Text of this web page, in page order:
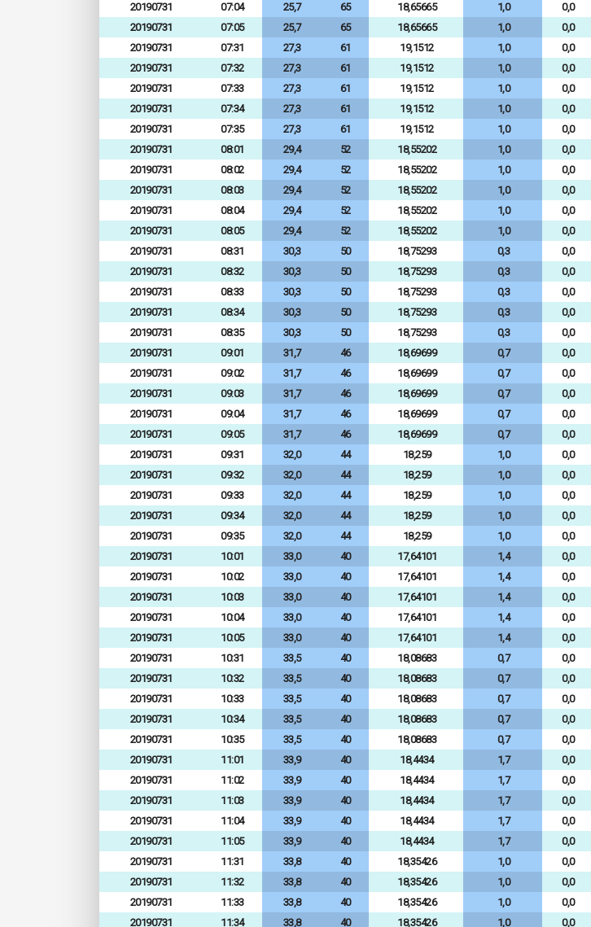
20190731
07:04 25,7 65 18,65665 1,0 0,0
20190731
07:05 25,7 65 18,65665 1,0 0,0
20190731
07:31 27,3 61 19,1512 1,0 0,0
20190731
07:32 27,3 61 19,1512 1,0 0,0
20190731
07:33 27,3 61 19,1512 1,0 0,0
20190731
07:34 27,3 61 19,1512 1,0 0,0
20190731
07:35 27,3 61 19,1512 1,0 0,0
20190731
08:01 29,4 52 18,55202 1,0 0,0
20190731
08:02 29,4 52 18,55202 1,0 0,0
20190731
08:03 29,4 52 18,55202 1,0 0,0
20190731
08:04 29,4 52 18,55202 1,0 0,0
20190731
08:05 29,4 52 18,55202 1,0 0,0
20190731
08:31 30,3 50 18,75293 0,3 0,0
20190731
08:32 30,3 50 18,75293 0,3 0,0
20190731
08:33 30,3 50 18,75293 0,3 0,0
20190731
08:34 30,3 50 18,75293 0,3 0,0
20190731
08:35 30,3 50 18,75293 0,3 0,0
20190731
09:01 31,7 46 18,69699 0,7 0,0
20190731
09:02 31,7 46 18,69699 0,7 0,0
20190731
09:03 31,7 46 18,69699 0,7 0,0
20190731
09:04 31,7 46 18,69699 0,7 0,0
20190731
09:05 31,7 46 18,69699 0,7 0,0
20190731
09:31 32,0 44 18,259 1,0 0,0
20190731
09:32 32,0 44 18,259 1,0 0,0
20190731
09:33 32,0 44 18,259 1,0 0,0
20190731
09:34 32,0 44 18,259 1,0 0,0
20190731
09:35 32,0 44 18,259 1,0 0,0
20190731
10:01 33,0 40 17,64101 1,4 0,0
20190731
10:02 33,0 40 17,64101 1,4 0,0
20190731
10:03 33,0 40 17,64101 1,4 0,0
20190731
10:04 33,0 40 17,64101 1,4 0,0
20190731
10:05 33,0 40 17,64101 1,4 0,0
20190731
10:31 33,5 40 18,08683 0,7 0,0
20190731
10:32 33,5 40 18,08683 0,7 0,0
20190731
10:33 33,5 40 18,08683 0,7 0,0
20190731
10:34 33,5 40 18,08683 0,7 0,0
20190731
10:35 33,5 40 18,08683 0,7 0,0
20190731
11:01 33,9 40 18,4434 1,7 0,0
20190731
11:02 33,9 40 18,4434 1,7 0,0
20190731
11:03 33,9 40 18,4434 1,7 0,0
20190731
11:04 33,9 40 18,4434 1,7 0,0
20190731
11:05 33,9 40 18,4434 1,7 0,0
20190731
11:31 33,8 40 18,35426 1,0 0,0
20190731
11:32 33,8 40 18,35426 1,0 0,0
20190731
11:33 33,8 40 18,35426 1,0 0,0
20190731
11:34 33,8 40 18,35426 1,0 0,0